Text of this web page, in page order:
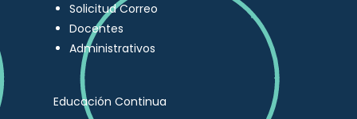
Solicitud Correo
Docentes
Administrativos
Educación Continua